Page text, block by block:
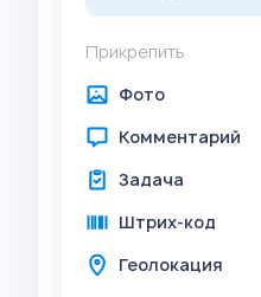
Прикрепить
Фото
Комментарий
Задача
Штрих-код
Геолокация